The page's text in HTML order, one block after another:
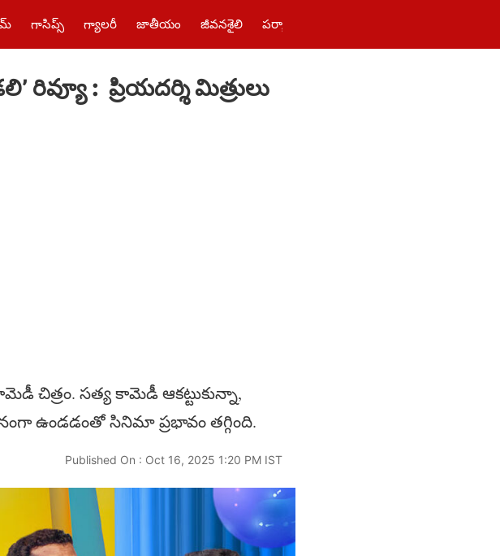
గాసిప్స్ గ్యాలరీ జాతీయం జీవనశైలి పర్యాటకం
రివ్యూ : ప్రియదర్శి మిత్రులు
చిత్రం. సత్య కామెడీ ఆకట్టుకున్నా,
ఉండడంతో సినిమా ప్రభావం తగ్గింది.
Published On : Oct 16, 2025 1:20 PM IST